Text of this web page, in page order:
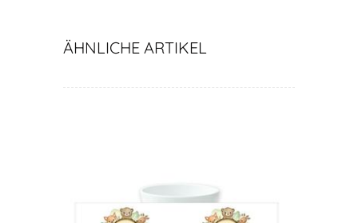
ÄHNLICHE ARTIKEL